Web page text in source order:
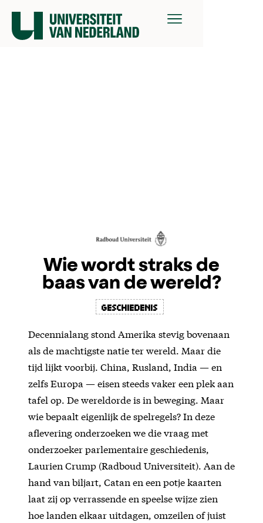
Wie wordt straks de
baas van de wereld?
geschiedenis
Decennialang stond Amerika stevig bovenaan
als de machtigste natie ter wereld. Maar die
tijd lijkt voorbij. China, Rusland, India — en
zelfs Europa — eisen steeds vaker een plek aan
tafel op. De wereldorde is in beweging. Maar
wie bepaalt eigenlijk de spelregels? In deze
aflevering onderzoeken we die vraag met
onderzoeker parlementaire geschiedenis,
Laurien Crump (Radboud Universiteit). Aan de
hand van biljart, Catan en een potje kaarten
laat zij op verrassende en speelse wijze zien
hoe landen elkaar uitdagen, omzeilen of juist